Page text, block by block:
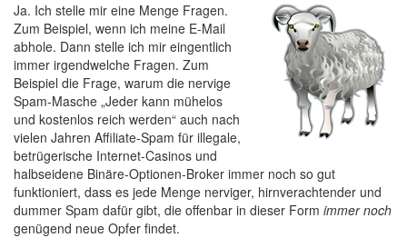
Ja. Ich stelle mir eine Menge Fragen.
Zum Beispiel, wenn ich meine E-Mail
abhole. Dann stelle ich mir eingentlich
immer irgendwelche Fragen. Zum
Beispiel die Frage, warum die nervige
Spam-Masche „Jeder kann mühelos
und kostenlos reich werden“ auch nach
vielen Jahren Affiliate-Spam für illegale,
betrügerische Internet-Casinos und
halbseidene Binäre-Optionen-Broker immer noch so gut
funktioniert, dass es jede Menge nerviger, hirnverachtender und
dummer Spam dafür gibt, die offenbar in dieser Form immer noch
genügend neue Opfer findet.